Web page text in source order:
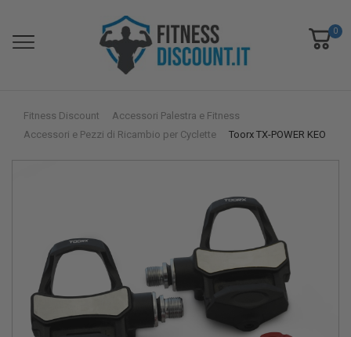
0
Fitness Discount
Accessori Palestra e Fitness
Accessori e Pezzi di Ricambio per Cyclette
Toorx TX-POWER KEO